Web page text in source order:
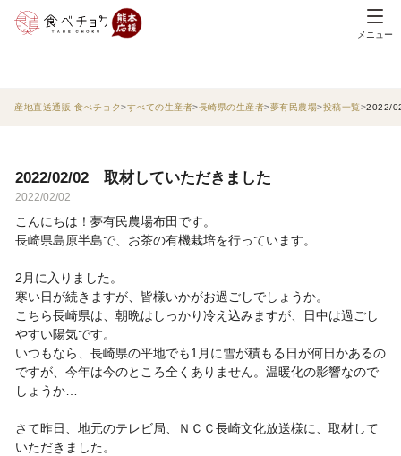
メニュー
産地直送通販 食べチョク すべての生産者 長崎県の生産者 夢有民農場 投稿一覧 2022/
2022/02/02 取材していただきました
2022/02/02
こんにちは！夢有民農場布田です。
長崎県島原半島で、お茶の有機栽培を行っています。
2月に入りました。
寒い日が続きますが、皆様いかがお過ごしでしょうか。
こちら長崎県は、朝晩はしっかり冷え込みますが、日中は過ごし
やすい陽気です。
いつもなら、長崎県の平地でも1月に雪が積もる日が何日かあるの
ですが、今年は今のところ全くありません。温暖化の影響なので
しょうか…
さて昨日、地元のテレビ局、ＮＣＣ長崎文化放送様に、取材して
いただきました。